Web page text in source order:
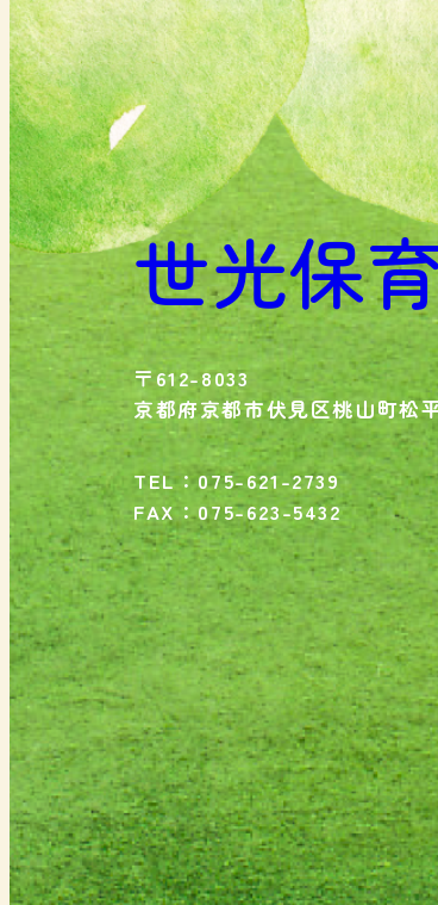
世光保
〒612-8033
京都府京都市伏見区桃山町松
TEL：075-621-2739
FAX：075-623-5432